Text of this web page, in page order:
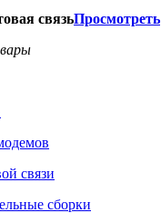
связьПросмотреть
связи
сборки